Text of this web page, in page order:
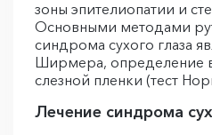
зоны эпителиопатии и
Основными методами
синдрома сухого глаза
Ширмера, определение
слезной пленки (тест
Лечение синдрома